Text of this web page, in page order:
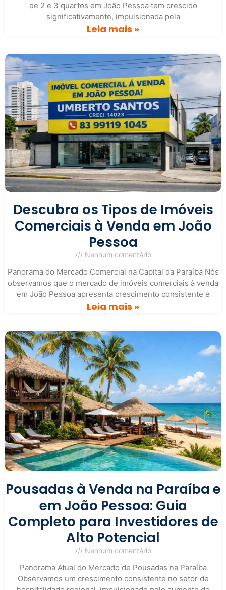
de 2 e 3 quartos em João Pessoa tem crescido
significativamente, impulsionada pela
Leia mais »
Descubra os Tipos de Imóveis
Comerciais à Venda em João
Pessoa
Nenhum comentário
Panorama do Mercado Comercial na Capital da Paraíba Nós
observamos que o mercado de imóveis comerciais à venda
em João Pessoa apresenta crescimento consistente e
Leia mais »
Pousadas à Venda na Paraíba e
em João Pessoa: Guia
Completo para Investidores de
Alto Potencial
Nenhum comentário
Panorama Atual do Mercado de Pousadas na Paraíba
Observamos um crescimento consistente no setor de